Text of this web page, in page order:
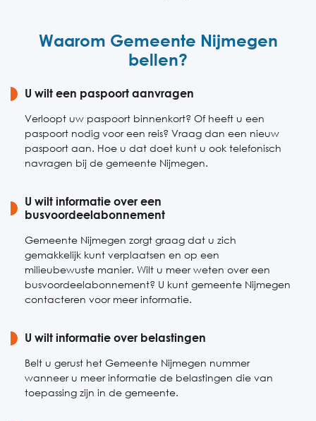
Vrijdag
09:00-17:00
Zondag
Waarom Gemeente Nijmegen
bellen?
U wilt een paspoort aanvragen
Verloopt uw paspoort binnenkort? Of heeft u een
paspoort nodig voor een reis? Vraag dan een nieuw
paspoort aan. Hoe u dat doet kunt u ook telefonisch
navragen bij de gemeente Nijmegen.
U wilt informatie over een
busvoordeelabonnement
Gemeente Nijmegen zorgt graag dat u zich
gemakkelijk kunt verplaatsen en op een
milieubewuste manier. Wilt u meer weten over een
busvoordeelabonnement? U kunt gemeente Nijmegen
contacteren voor meer informatie.
U wilt informatie over belastingen
Belt u gerust het Gemeente Nijmegen nummer
wanneer u meer informatie de belastingen die van
toepassing zijn in de gemeente.